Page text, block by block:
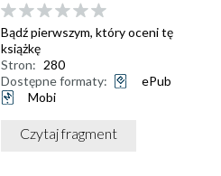
Bądź pierwszym, który oceni tę
książkę
Stron: 280
Dostępne formaty:
ePub
Mobi
Czytaj fragment